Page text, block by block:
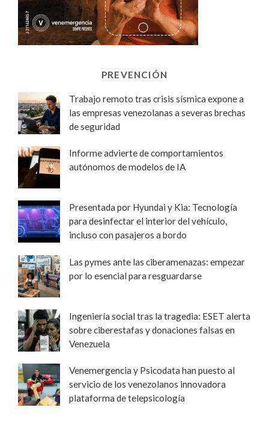
PREVENCIÓN
Trabajo remoto tras crisis sísmica expone a
las empresas venezolanas a severas brechas
de seguridad
Informe advierte de comportamientos
autónomos de modelos de IA
Presentada por Hyundai y Kia: Tecnología
para desinfectar el interior del vehículo,
incluso con pasajeros a bordo
Las pymes ante las ciberamenazas: empezar
por lo esencial para resguardarse
Ingeniería social tras la tragedia: ESET alerta
sobre ciberestafas y donaciones falsas en
Venezuela
Venemergencia y Psicodata han puesto al
servicio de los venezolanos innovadora
plataforma de telepsicología